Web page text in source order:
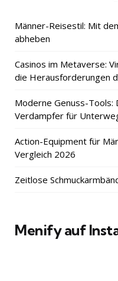
Männer-Reisestil: Mit
abheben
Casinos im Metaverse:
die Herausforderungen
Moderne Genuss-Tools:
Verdampfer für
Action-Equipment für
Vergleich 2026
Zeitlose
Menify auf